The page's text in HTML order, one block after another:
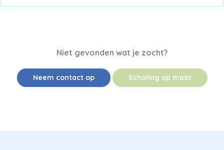
Niet gevonden wat je zocht?
Neem contact op Scholing op maat